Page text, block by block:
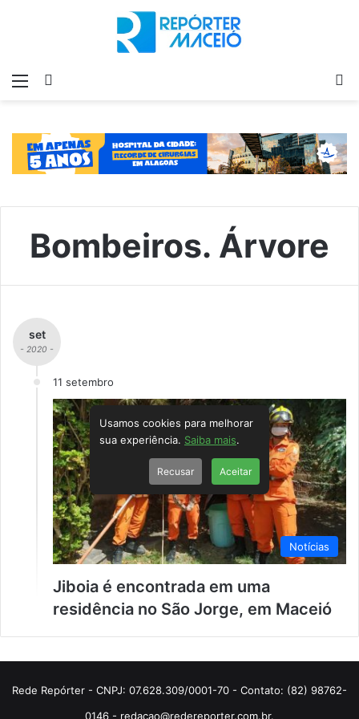
Menu
Bombeiros. Árvore
set
- 2020 -
11 setembro
Notícias
Jiboia é encontrada em uma
residência no São Jorge, em Maceió
Rede Repórter - CNPJ: 07.628.309/0001-70 - Contato: (82) 98762-
0146 - redacao@redereporter.com.br.
Usamos cookies para melhorar
sua experiência. Saiba mais.
Recusar Aceitar